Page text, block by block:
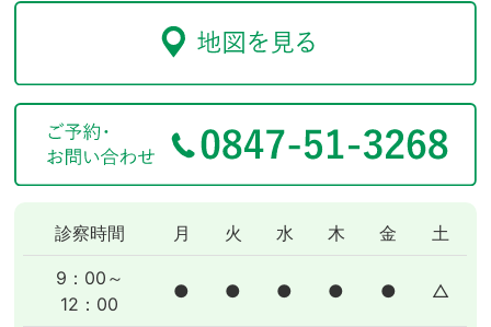
診察時間 月 火 水 木 金 土
9：00～
12：00
● ● ● ● ● △